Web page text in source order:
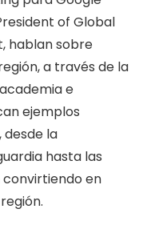
of Global
hablan sobre
a través de la
e
ejemplos
desde la
hasta las
convirtiendo en